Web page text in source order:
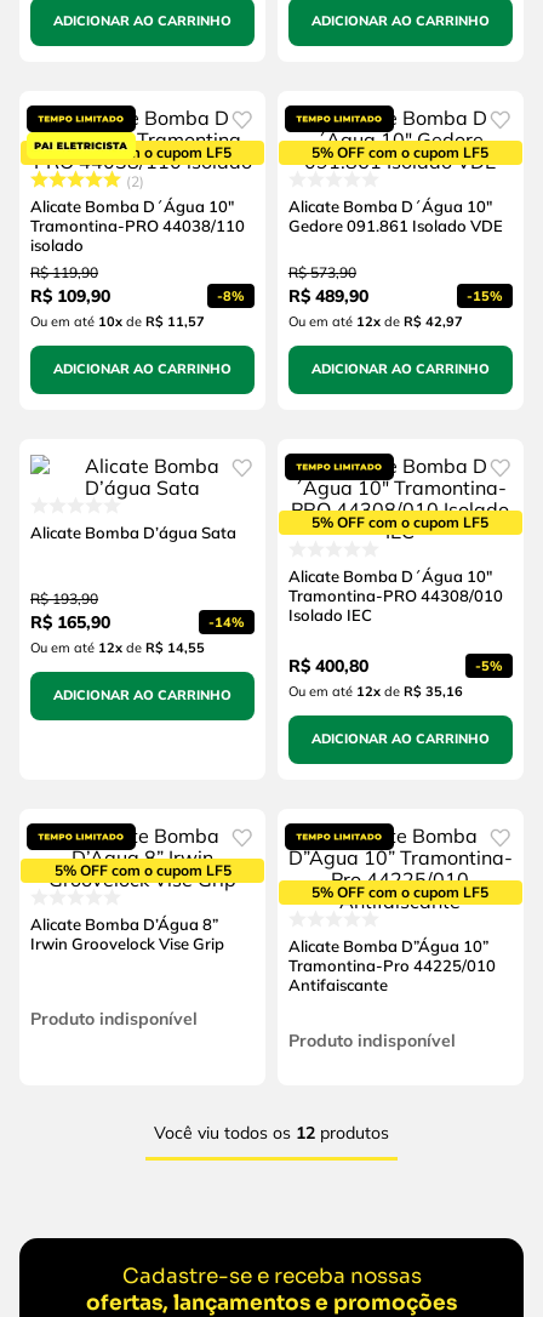
ADICIONAR AO CARRINHO ADICIONAR AO CARRINHO
5% OFF com o cupom LF5
2
Alicate Bomba D´Água 10"
Tramontina-PRO 44038/110
isolado
R$ 119,90
R$ 109,90 -8%
Ou em até 10xde R$ 11,57
ADICIONAR AO CARRINHO
5% OFF com o cupom LF5
Alicate Bomba D´Água 10"
Gedore 091.861 Isolado VDE
R$ 573,90
R$ 489,90 -15%
Ou em até 12xde R$ 42,97
ADICIONAR AO CARRINHO
Alicate Bomba D’água Sata
R$ 193,90
R$ 165,90 -14%
Ou em até 12xde R$ 14,55
ADICIONAR AO CARRINHO
5% OFF com o cupom LF5
Alicate Bomba D´Água 10"
Tramontina-PRO 44308/010
Isolado IEC
R$ 400,80 -5%
Ou em até 12xde R$ 35,16
ADICIONAR AO CARRINHO
5% OFF com o cupom LF5
Alicate Bomba D’Água 8”
Irwin Groovelock Vise Grip
Produto indisponível
5% OFF com o cupom LF5
Alicate Bomba D”Água 10”
Tramontina-Pro 44225/010
Antifaiscante
Produto indisponível
Você viu todos os 12 produtos
Cadastre-se e receba nossas
ofertas, lançamentos e promoções